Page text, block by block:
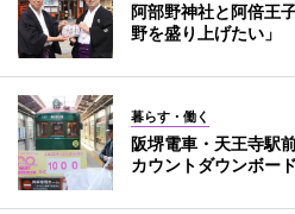
阿部野神社と阿倍王
野を盛り上げたい」
暮らす・働く
阪堺電車・天王寺駅
カウントダウンボード